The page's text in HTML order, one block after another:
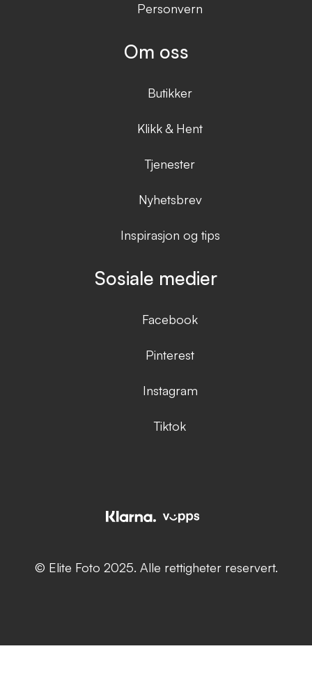
Personvern
Om oss
Butikker
Klikk & Hent
Tjenester
Nyhetsbrev
Inspirasjon og tips
Sosiale medier
Facebook
Pinterest
Instagram
Tiktok
© Elite Foto 2025. Alle rettigheter reservert.